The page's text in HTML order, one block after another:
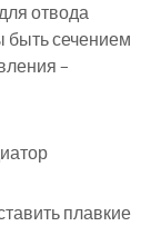
отвода
быть сечением
–
плавкие